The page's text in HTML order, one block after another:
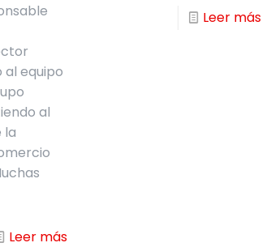
al equipo
al
la
Leer más
Leer más